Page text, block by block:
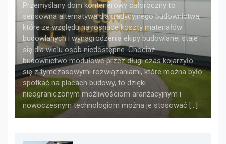
Przemyślany dom kontenerowy całoroczny to
sensowna alternatywa dla tradycyjnego budownictwa,
które ze względu na rosnące koszty materiałów
budowlanych i wynagrodzenia ekipy budowlanej staje
się dla wielu osób niedostępne. Chociaż
budownictwo modułowe przez długi czas kojarzyło
się z tymczasowymi rozwiązaniami, które można było
spotkać na placach budowy, to dzięki
nieograniczonym możliwościom aranżacyjnym i
nowoczesnym technologiom można je stosować […]